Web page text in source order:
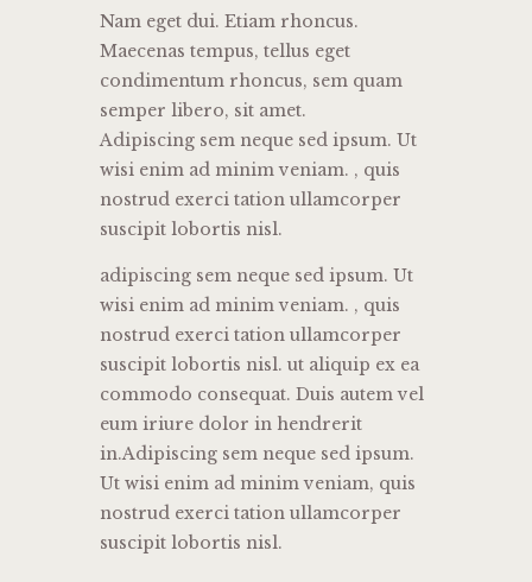
Nam eget dui. Etiam rhoncus.
Maecenas tempus, tellus eget
condimentum rhoncus, sem quam
semper libero, sit amet.
Adipiscing sem neque sed ipsum. Ut
wisi enim ad minim veniam. , quis
nostrud exerci tation ullamcorper
suscipit lobortis nisl.
adipiscing sem neque sed ipsum. Ut
wisi enim ad minim veniam. , quis
nostrud exerci tation ullamcorper
suscipit lobortis nisl. ut aliquip ex ea
commodo consequat. Duis autem vel
eum iriure dolor in hendrerit
in.Adipiscing sem neque sed ipsum.
Ut wisi enim ad minim veniam, quis
nostrud exerci tation ullamcorper
suscipit lobortis nisl.